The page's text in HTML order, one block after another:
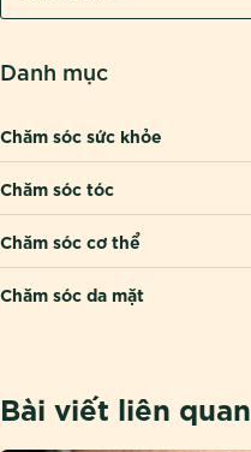
Danh mục
Chăm sóc sức khỏe
Chăm sóc tóc
Chăm sóc cơ thể
Chăm sóc da mặt
Bài viết liên quan